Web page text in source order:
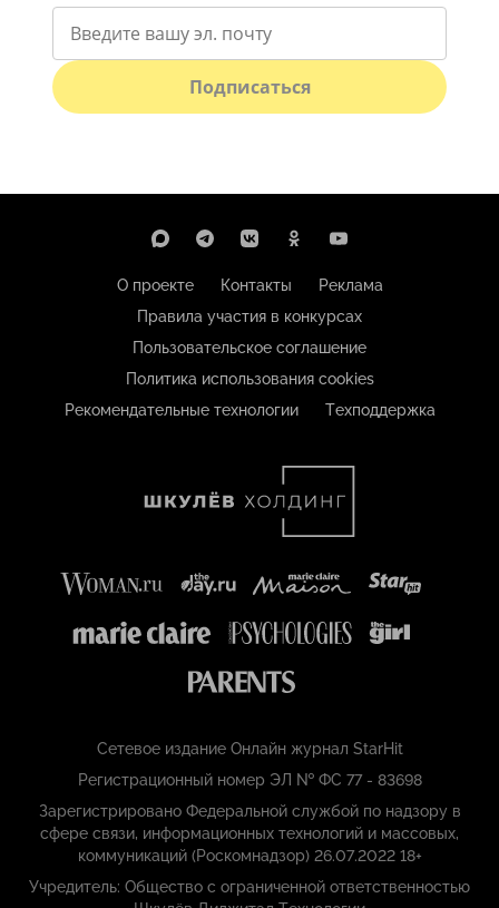
Подписаться
О проекте Контакты
Реклама
Правила участия в конкурсах
Пользовательское соглашение
Политика использования cookies
Рекомендательные технологии
Техподдержка
Сетевое издание Онлайн журнал StarHit
Регистрационный номер ЭЛ № ФС 77 - 83698
Зарегистрировано Федеральной службой по надзору в
сфере связи, информационных технологий и массовых,
коммуникаций (Роскомнадзор) 26.07.2022 18+
Учредитель: Общество с ограниченной ответственностью